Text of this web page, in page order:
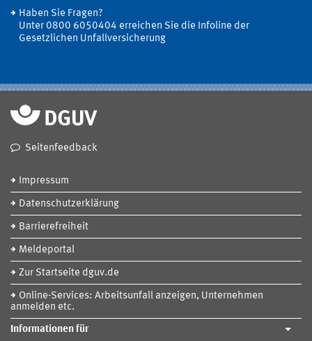
Haben Sie Fragen?
Unter 0800 6050404 erreichen Sie die Infoline der
Gesetzlichen Unfallversicherung
Seitenfeedback
Impressum
Datenschutzerklärung
Barrierefreiheit
Meldeportal
Zur Startseite dguv.de
Online-Services: Arbeitsunfall anzeigen, Unternehmen
anmelden etc.
Informationen für